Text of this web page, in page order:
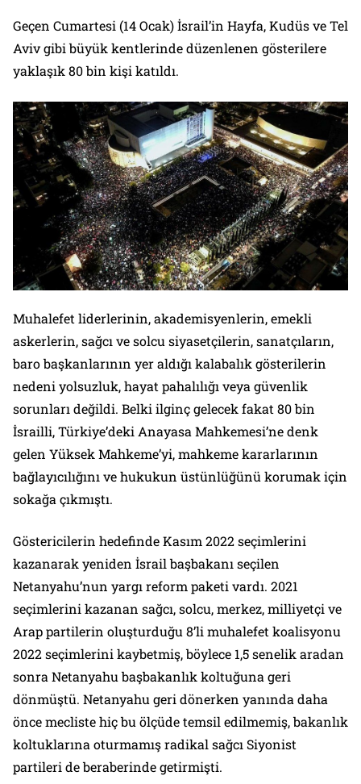
Geçen Cumartesi (14 Ocak) İsrail’in Hayfa, Kudüs ve Tel
Aviv gibi büyük kentlerinde düzenlenen gösterilere
yaklaşık 80 bin kişi katıldı.
Muhalefet liderlerinin, akademisyenlerin, emekli
askerlerin, sağcı ve solcu siyasetçilerin, sanatçıların,
baro başkanlarının yer aldığı kalabalık gösterilerin
nedeni yolsuzluk, hayat pahalılığı veya güvenlik
sorunları değildi. Belki ilginç gelecek fakat 80 bin
İsrailli, Türkiye’deki Anayasa Mahkemesi’ne denk
gelen Yüksek Mahkeme’yi, mahkeme kararlarının
bağlayıcılığını ve hukukun üstünlüğünü korumak için
sokağa çıkmıştı.
Göstericilerin hedefinde Kasım 2022 seçimlerini
kazanarak yeniden İsrail başbakanı seçilen
Netanyahu’nun yargı reform paketi vardı. 2021
seçimlerini kazanan sağcı, solcu, merkez, milliyetçi ve
Arap partilerin oluşturduğu 8’li muhalefet koalisyonu
2022 seçimlerini kaybetmiş, böylece 1,5 senelik aradan
sonra Netanyahu başbakanlık koltuğuna geri
dönmüştü. Netanyahu geri dönerken yanında daha
önce mecliste hiç bu ölçüde temsil edilmemiş, bakanlık
koltuklarına oturmamış radikal sağcı Siyonist
partileri de beraberinde getirmişti.